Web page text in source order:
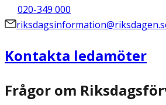
020-349 000
Kontakta ledamöter
Frågor om